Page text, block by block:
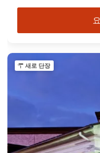
새로 단장